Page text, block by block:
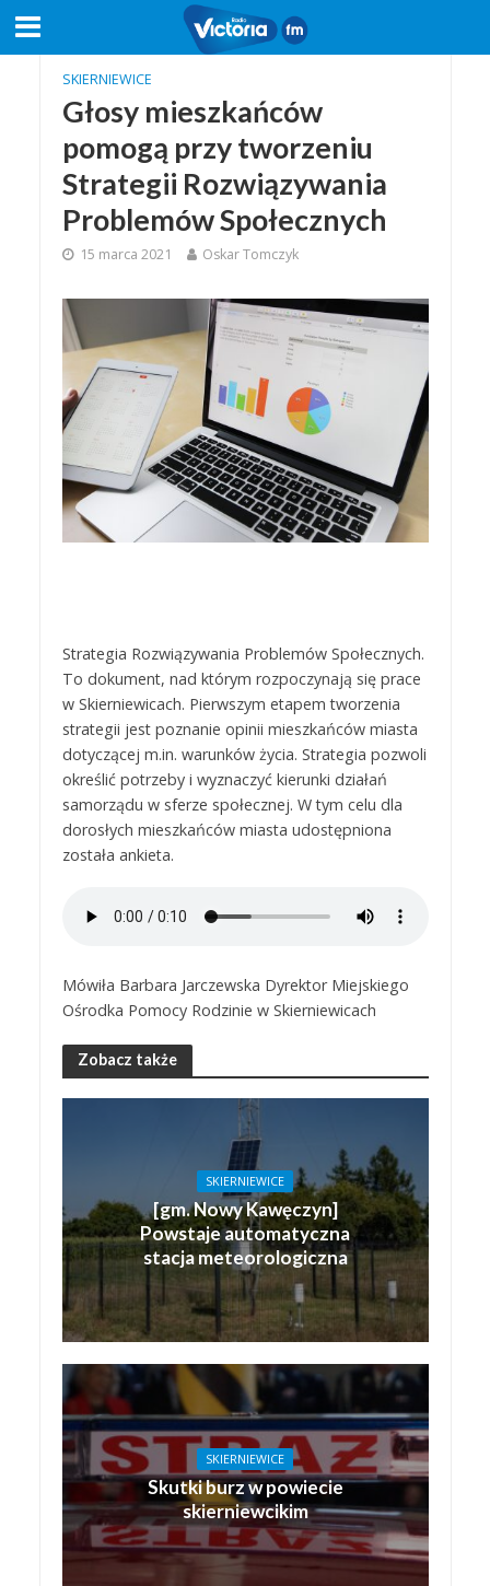
SKIERNIEWICE
Głosy mieszkańców
pomogą przy tworzeniu
Strategii Rozwiązywania
Problemów Społecznych
15 marca 2021 Oskar Tomczyk
Strategia Rozwiązywania Problemów Społecznych.
To dokument, nad którym rozpoczynają się prace
w Skierniewicach. Pierwszym etapem tworzenia
strategii jest poznanie opinii mieszkańców miasta
dotyczącej m.in. warunków życia. Strategia pozwoli
określić potrzeby i wyznaczyć kierunki działań
samorządu w sferze społecznej. W tym celu dla
dorosłych mieszkańców miasta udostępniona
została ankieta.
Mówiła Barbara Jarczewska Dyrektor Miejskiego
Ośrodka Pomocy Rodzinie w Skierniewicach
Zobacz także
SKIERNIEWICE
[gm. Nowy Kawęczyn]
Powstaje automatyczna
stacja meteorologiczna
SKIERNIEWICE
Skutki burz w powiecie
skierniewcikim